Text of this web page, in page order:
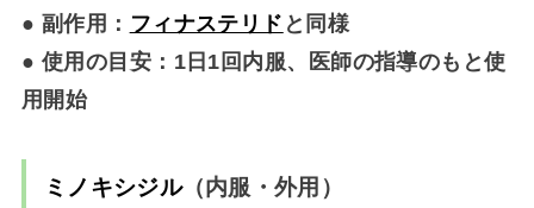
● 副作用： フィナステリド と同様
● 使用の目安：1日1回内服、医師の指導のもと使
用開始
ミノキシジル（内服・外用）